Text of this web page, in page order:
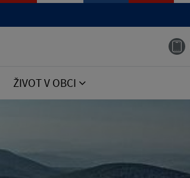
ŽIVOT V OBCI